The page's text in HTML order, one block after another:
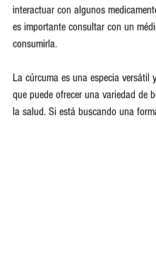
interactuar con algunos
es importante consultar con un
consumirla.
La cúrcuma es una especia versátil
que puede ofrecer una variedad de
la salud. Si está buscando una